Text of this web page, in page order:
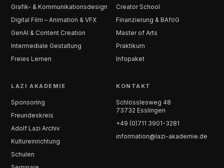
Grafik- & Kommunikationsdesign
Digital Film – Animation & VFX
GenAI & Content Creation
Intermediale Gestaltung
Freies Lernen
Creator School
Finanzierung & BAföG
Master of Arts
Praktikum
Infopaket
LAZI AKADEMIE
Sponsoring
Freundeskreis
Adolf Lazi Archiv
Kultureinrichtung
Schulen
KONTAKT
Schlösslesweg 48
73732 Esslingen
+49 (0)711 3901-3281
information@lazi-akademie.de